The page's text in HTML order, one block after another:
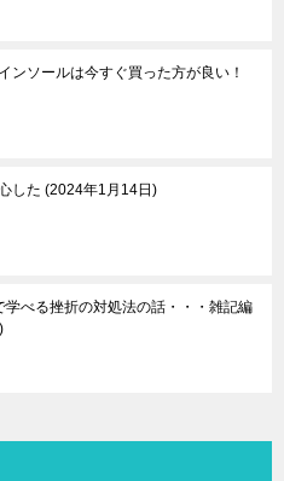
ンソールは今すぐ買った方が良い！
した 2024年1月14日
学べる挫折の対処法の話・・・雑記編